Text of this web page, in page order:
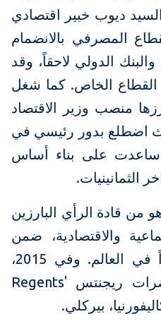
ديوب خبير اقتصادي
المصرفي بالانضمام
الدولي لاحقاً، وقد
الخاص. كما شغل
منصب وزير الاقتصاد
اضطلع بدور رئيسي في
ساعدت على بناء أساس
الثمانينيات.
من قادة الرأي البارزين
والاقتصادية، ضمن
أقوى 100 أفريقي تأثيراً في العالم. وفي 2015،
حصل على جائزة محاضرات ريجنتس Regents'